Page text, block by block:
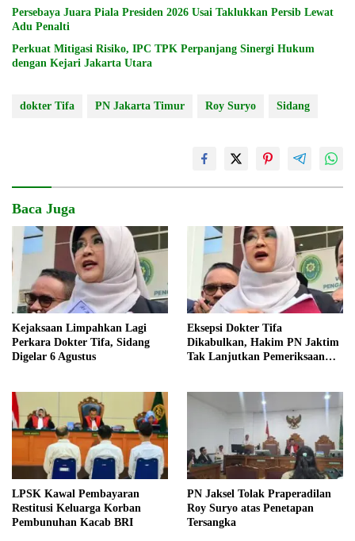
Persebaya Juara Piala Presiden 2026 Usai Taklukkan Persib Lewat
Adu Penalti
Perkuat Mitigasi Risiko, IPC TPK Perpanjang Sinergi Hukum
dengan Kejari Jakarta Utara
dokter Tifa PN Jakarta Timur Roy Suryo Sidang
Baca Juga
Kejaksaan Limpahkan Lagi
Perkara Dokter Tifa, Sidang
Digelar 6 Agustus
Eksepsi Dokter Tifa
Dikabulkan, Hakim PN Jaktim
Tak Lanjutkan Pemeriksaan
LPSK Kawal Pembayaran
Restitusi Keluarga Korban
Pembunuhan Kacab BRI
PN Jaksel Tolak Praperadilan
Roy Suryo atas Penetapan
Tersangka